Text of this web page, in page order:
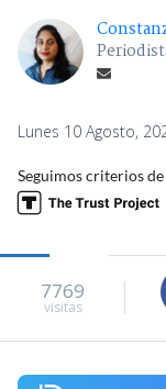
Lunes 10 Agosto,
Seguimos criterios de
7769
visitas